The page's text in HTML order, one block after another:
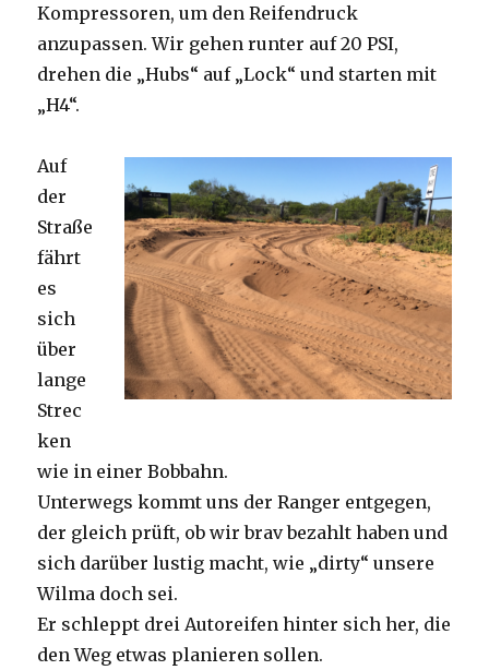
Kompressoren, um den Reifendruck
anzupassen. Wir gehen runter auf 20 PSI,
drehen die „Hubs“ auf „Lock“ und starten mit
„H4“.
Auf
der
Straße
fährt
es
sich
über
lange
Strec
ken
wie in einer Bobbahn.
Unterwegs kommt uns der Ranger entgegen,
der gleich prüft, ob wir brav bezahlt haben und
sich darüber lustig macht, wie „dirty“ unsere
Wilma doch sei.
Er schleppt drei Autoreifen hinter sich her, die
den Weg etwas planieren sollen.